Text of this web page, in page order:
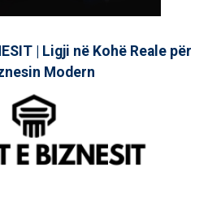
| Ligji në Kohë Reale për
Modern